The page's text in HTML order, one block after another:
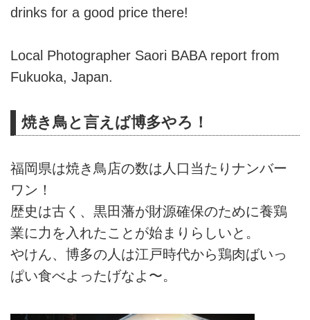
drinks for a good price there!
Local Photographer Saori BABA report from
Fukuoka, Japan.
焼き鳥と言えば博多やろ！
福岡県は焼き鳥店の数は人口当たりナンバー
ワン！
歴史は古く、黒田藩が財源確保のために養鶏
業に力を入れたことが始まりらしいと。
やけん、博多の人は江戸時代から鶏肉ばいっ
ぱい食べよったげなよ〜。